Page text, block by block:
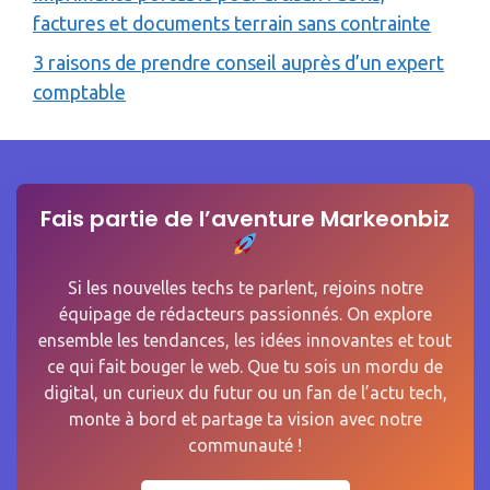
factures et documents terrain sans contrainte
3 raisons de prendre conseil auprès d’un expert
comptable
Fais partie de l’aventure Markeonbiz
Si les nouvelles techs te parlent, rejoins notre
équipage de rédacteurs passionnés. On explore
ensemble les tendances, les idées innovantes et tout
ce qui fait bouger le web. Que tu sois un mordu de
digital, un curieux du futur ou un fan de l’actu tech,
monte à bord et partage ta vision avec notre
communauté !